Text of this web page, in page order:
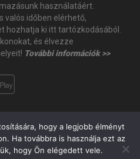
használatáért.
valós időben elérhető,
hozhatja ki itt tartózkodásából.
és élvezze
További információk >>
hogy a legjobb élményt
Ha továbbra is használja ezt az
hogy Ön elégedett vele.